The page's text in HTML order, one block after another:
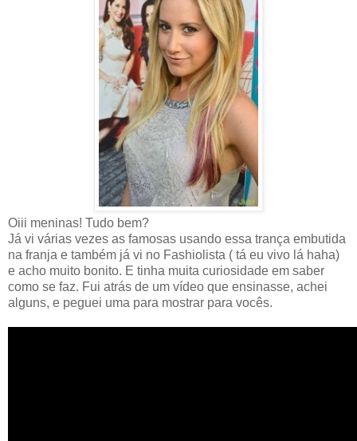
Oiii meninas! Tudo bem?
Já vi várias vezes as famosas usando essa trança embutida
na franja e também já vi no Fashiolista ( tá eu vivo lá haha)
e acho muito bonito. E tinha muita curiosidade em saber
como se faz. Fui atrás de um vídeo que ensinasse, achei
alguns, e peguei uma para mostrar para vocês.